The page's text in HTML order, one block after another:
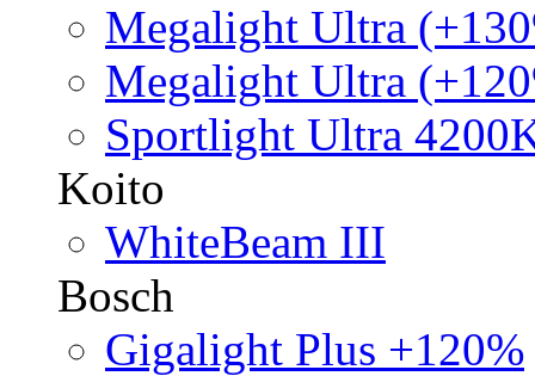
Megalight Ultra
Megalight Ultra
Sportlight Ultra
Koito
WhiteBeam III
Bosch
Gigalight Plus +120%